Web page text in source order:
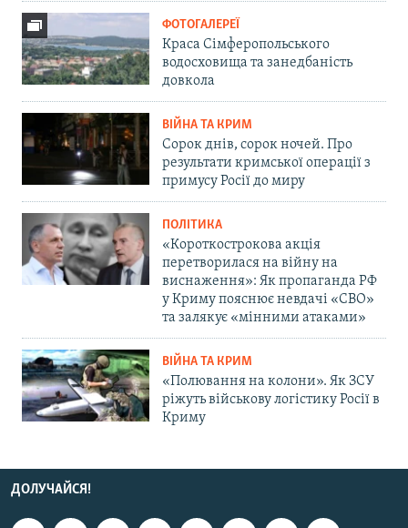
ФОТОГАЛЕРЕЇ
Краса Сімферопольського
водосховища та занедбаність
довкола
ВІЙНА ТА КРИМ
Сорок днів, сорок ночей. Про
результати кримської операції з
примусу Росії до миру
ПОЛІТИКА
«Короткострокова акція
перетворилася на війну на
виснаження»: Як пропаганда РФ
у Криму пояснює невдачі «СВО»
та залякує «мінними атаками»
ВІЙНА ТА КРИМ
«Полювання на колони». Як ЗСУ
ріжуть військову логістику Росії в
Криму
ДОЛУЧАЙСЯ!